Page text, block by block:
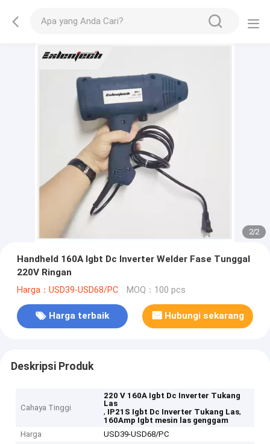
2/2
Handheld 160A Igbt Dc Inverter Welder Fase Tunggal
220V Ringan
Harga：USD39-USD68/PC MOQ：100 pcs
Harga terbaik Hubungi sekarang
Deskripsi Produk
Cahaya Tinggi
220 V 160A Igbt Dc Inverter Tukang
Las
, IP21S Igbt Dc Inverter Tukang Las,
160Amp Igbt mesin las genggam
Harga
USD39-USD68/PC